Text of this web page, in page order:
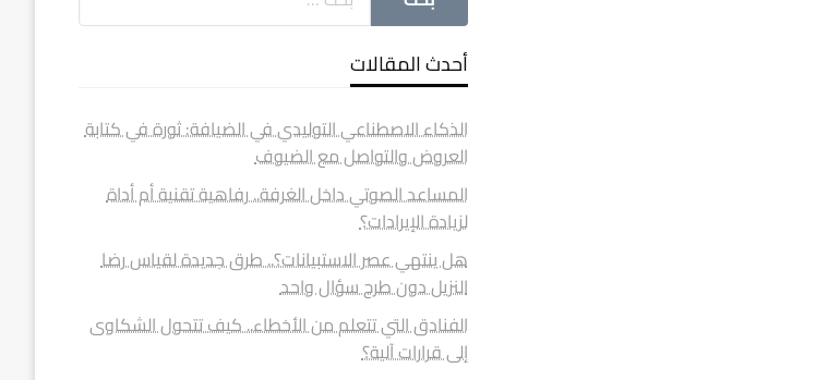
أحدث المقالات
الذكاء الاصطناعي التوليدي في الضيافة: ثورة في كتابة
العروض والتواصل مع الضيوف
المساعد الصوتي داخل الغرفة.. رفاهية تقنية أم أداة
لزيادة الإيرادات؟
هل ينتهي عصر الاستبيانات؟.. طرق جديدة لقياس رضا
النزيل دون طرح سؤال واحد
الفنادق التي تتعلم من الأخطاء.. كيف تتحول الشكاوى
إلى قرارات آلية؟